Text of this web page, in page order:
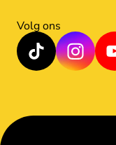
Volg ons